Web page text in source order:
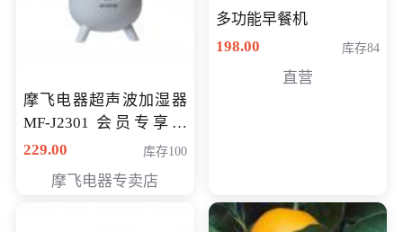
摩飞电器超声波加湿器
MF-J2301 会员专享价
168元
229.00 库存100
摩飞电器专卖店
多功能早餐机
198.00
库存84
直营